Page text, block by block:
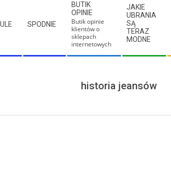
SPODNIE
BUTIK
OPINIE
Butik opinie
klientów o
sklepach
internetowych
JAKIE
UBRANIA
SĄ
TERAZ
MODNE
historia jeansów